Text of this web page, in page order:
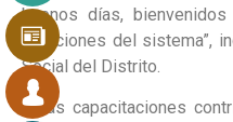
buenos días,
estaciones del sistema”,
Social del Distrito.
Estas capacitaciones